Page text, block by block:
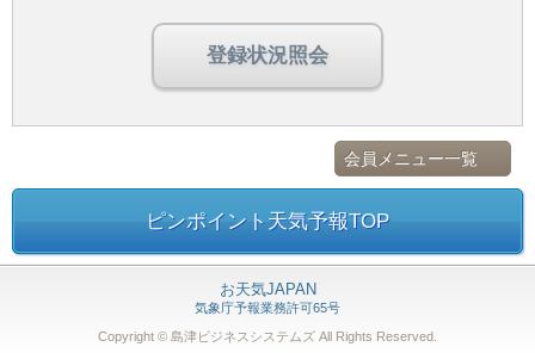
登録状況照会
会員メニュー一覧
ピンポイント天気予報TOP
お天気JAPAN
気象庁予報業務許可65号
Copyright © 島津ビジネスシステムズ All Rights Reserved.